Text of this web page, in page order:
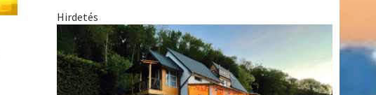
Hirdetés